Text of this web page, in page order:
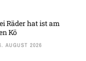
Räder hat ist am
Kö
AUGUST 2026